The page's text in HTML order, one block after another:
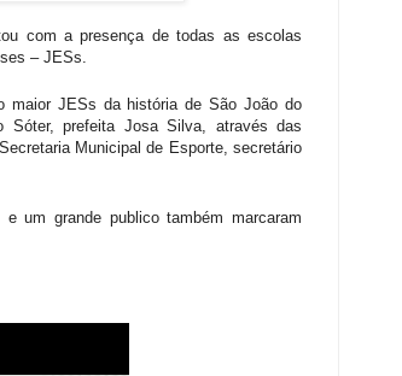
com a presença de todas as escolas
– JESs.
maior JESs da história de São João do
Sóter, prefeita Josa Silva, através das
Municipal de Esporte, secretário
e um grande publico também marcaram